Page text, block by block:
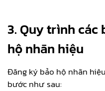
3. Quy trình
hộ nhãn hiệu
Đăng ký bảo hộ nhãn
bước như sau: